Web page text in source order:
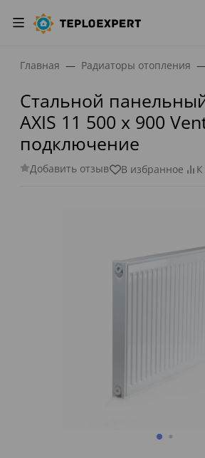
Главная Радиаторы отопления
Стальной
AXIS 11 500 x 900
подключение
Добавить отзыв В избранное